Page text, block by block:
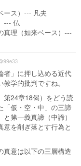
ース）--- 凡夫
--- 仏
真理（如来ベース）---
者」に押し込める近代
学的批判ですね。
第24章18偈）をどう読
「仮・空・中」の三諦
第一義真諦（中諦）
意を削ぎ落とす行為と
真意は以下の三層構造